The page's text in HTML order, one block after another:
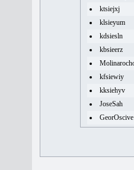
ktsiejxj
klsieyum
kdsiesln
kbsieerz
kfsiewiy
kksiehyv
JoseSah
GeorOscive